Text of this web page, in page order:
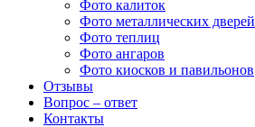
Фото калиток
Фото металлических дверей
Фото теплиц
Фото ангаров
Фото киосков и павильонов
Отзывы
Вопрос – ответ
Контакты